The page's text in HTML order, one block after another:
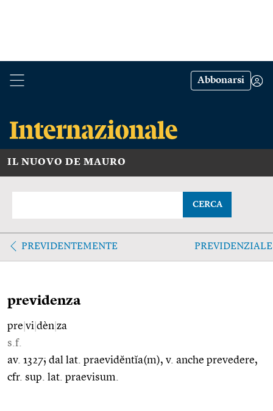
Abbonarsi
IL NUOVO DE MAURO
CERCA
PREVIDENTEMENTE PREVIDENZIALE
previdenza
pre vi dèn za
s.f.
av. 1327; dal lat. praevidĕntĭa(m), v. anche prevedere,
cfr. sup. lat. praevisum.